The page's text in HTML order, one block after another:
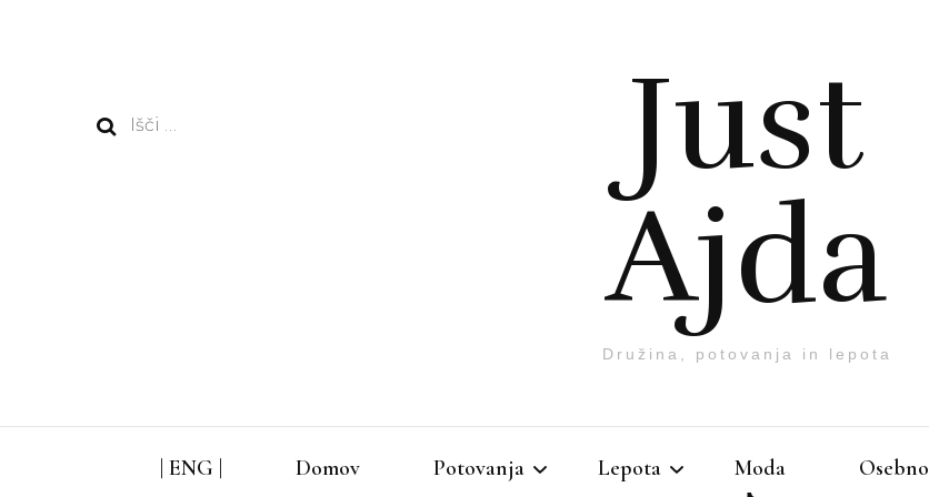
Išči:
Just
Ajda
Družina, potovanja in lepota
| ENG | Domov Potovanja Lepota Moda Osebno